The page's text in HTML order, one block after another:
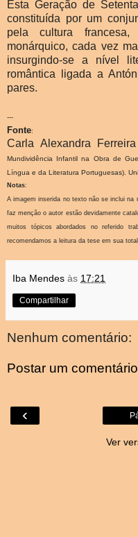
Esta Geração de
constituída por um
pela cultura
monárquico, cada vez
insurgindo-se a nível
romântica ligada a
pares.
---
Fonte:
Carla Alexandra
Mundividência Infantil na Obra de
Língua e da Literatura Portuguesas).
Notas:
A imagem inserida no texto não se inclui
faz menção o autor estão devidamente
muitos tópicos abordados no referido
recomendamos a leitura da tese em sua
Iba Mendes às 17:21
Compartilhar
Nenhum comentário:
Postar um comentário
‹
Ver